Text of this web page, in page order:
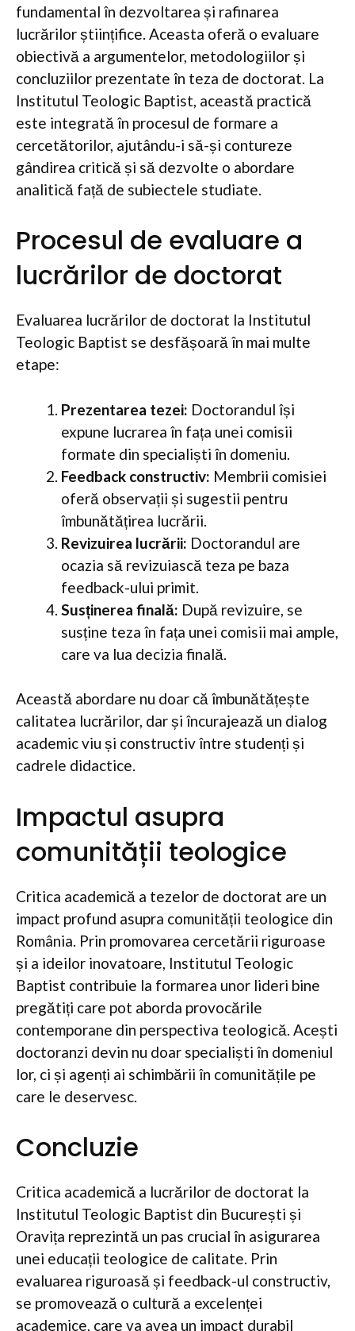
fundamental în dezvoltarea și rafinarea
lucrărilor științifice. Aceasta oferă o evaluare
obiectivă a argumentelor, metodologiilor și
concluziilor prezentate în teza de doctorat. La
Institutul Teologic Baptist, această practică
este integrată în procesul de formare a
cercetătorilor, ajutându-i să-și contureze
gândirea critică și să dezvolte o abordare
analitică față de subiectele studiate.
Procesul de evaluare a
lucrărilor de doctorat
Evaluarea lucrărilor de doctorat la Institutul
Teologic Baptist se desfășoară în mai multe
etape:
Prezentarea tezei: Doctorandul își
expune lucrarea în fața unei comisii
formate din specialiști în domeniu.
Feedback constructiv: Membrii comisiei
oferă observații și sugestii pentru
îmbunătățirea lucrării.
Revizuirea lucrării: Doctorandul are
ocazia să revizuiască teza pe baza
feedback-ului primit.
Susținerea finală: După revizuire, se
susține teza în fața unei comisii mai ample,
care va lua decizia finală.
Această abordare nu doar că îmbunătățește
calitatea lucrărilor, dar și încurajează un dialog
academic viu și constructiv între studenți și
cadrele didactice.
Impactul asupra
comunității teologice
Critica academică a tezelor de doctorat are un
impact profund asupra comunității teologice din
România. Prin promovarea cercetării riguroase
și a ideilor inovatoare, Institutul Teologic
Baptist contribuie la formarea unor lideri bine
pregătiți care pot aborda provocările
contemporane din perspectiva teologică. Acești
doctoranzi devin nu doar specialiști în domeniul
lor, ci și agenți ai schimbării în comunitățile pe
care le deservesc.
Concluzie
Critica academică a lucrărilor de doctorat la
Institutul Teologic Baptist din București și
Oravița reprezintă un pas crucial în asigurarea
unei educații teologice de calitate. Prin
evaluarea riguroasă și feedback-ul constructiv,
se promovează o cultură a excelenței
academice, care va avea un impact durabil